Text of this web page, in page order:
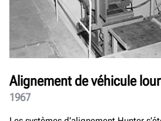
Alignement de véhicule
1967